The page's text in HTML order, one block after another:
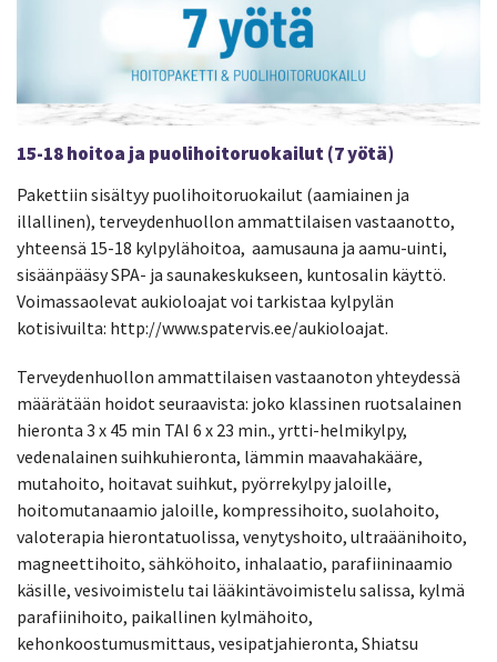
15-18 hoitoa ja puolihoitoruokailut (7 yötä)
Pakettiin sisältyy puolihoitoruokailut (aamiainen ja
illallinen), terveydenhuollon ammattilaisen vastaanotto,
yhteensä 15-18 kylpylähoitoa, aamusauna ja aamu-uinti,
sisäänpääsy SPA- ja saunakeskukseen, kuntosalin käyttö.
Voimassaolevat aukioloajat voi tarkistaa kylpylän
kotisivuilta: http://www.spatervis.ee/aukioloajat.
Terveydenhuollon ammattilaisen vastaanoton yhteydessä
määrätään hoidot seuraavista: joko klassinen ruotsalainen
hieronta 3 x 45 min TAI 6 x 23 min., yrtti-helmikylpy,
vedenalainen suihkuhieronta, lämmin maavahakääre,
mutahoito, hoitavat suihkut, pyörrekylpy jaloille,
hoitomutanaamio jaloille, kompressihoito, suolahoito,
valoterapia hierontatuolissa, venytyshoito, ultraäänihoito,
magneettihoito, sähköhoito, inhalaatio, parafiininaamio
käsille, vesivoimistelu tai lääkintävoimistelu salissa, kylmä
parafiinihoito, paikallinen kylmähoito,
kehonkoostumusmittaus, vesipatjahieronta, Shiatsu